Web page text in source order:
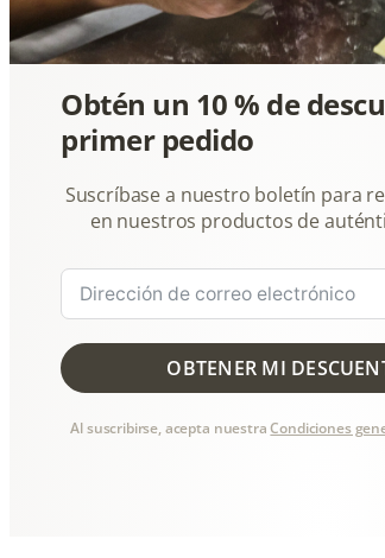
Obtén un 10 % de
primer pedido
Suscríbase a nuestro boletín para
en nuestros productos de
OBTENER MI
Al suscribirse, acepta nuestraCondiciones